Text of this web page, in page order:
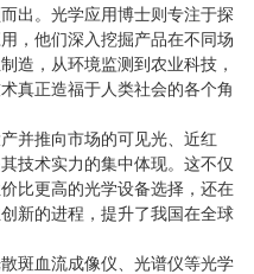
出。光学应用博士则专注于探
，他们深入挖掘产品在不同场
造，从环境监测到农业科技，
真正造福于人类社会的各个角
并推向市场的可见光、近红
技术实力的集中体现。这不仅
比更高的光学设备选择，还在
新的进程，提升了我国在全球
斑血流成像仪、光谱仪等光学